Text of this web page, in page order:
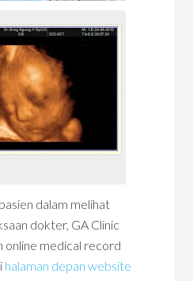
dalam melihat
dokter, GA Clinic
online medical record
halaman depan website